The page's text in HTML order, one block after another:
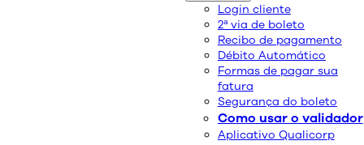
Login cliente
2ª via de boleto
Recibo de pagamento
Débito Automático
Formas de pagar sua
fatura
Segurança do boleto
Como usar o validador
Aplicativo Qualicorp